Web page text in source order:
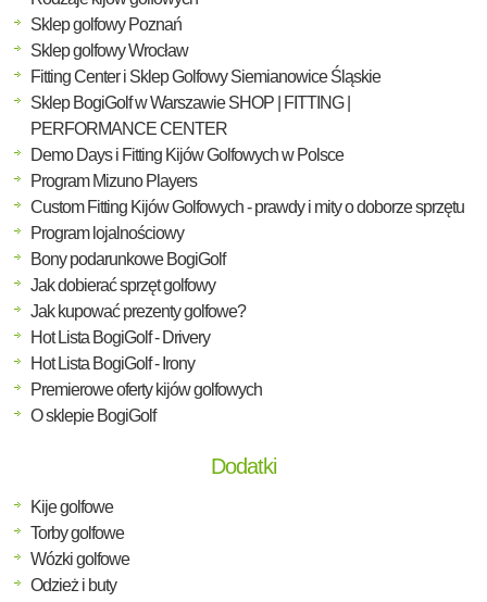
Sklep golfowy Poznań
Sklep golfowy Wrocław
Fitting Center i Sklep Golfowy Siemianowice Śląskie
Sklep BogiGolf w Warszawie SHOP | FITTING |
PERFORMANCE CENTER
Demo Days i Fitting Kijów Golfowych w Polsce
Program Mizuno Players
Custom Fitting Kijów Golfowych - prawdy i mity o doborze sprzętu
Program lojalnościowy
Bony podarunkowe BogiGolf
Jak dobierać sprzęt golfowy
Jak kupować prezenty golfowe?
Hot Lista BogiGolf - Drivery
Hot Lista BogiGolf - Irony
Premierowe oferty kijów golfowych
O sklepie BogiGolf
Dodatki
Kije golfowe
Torby golfowe
Wózki golfowe
Odzież i buty